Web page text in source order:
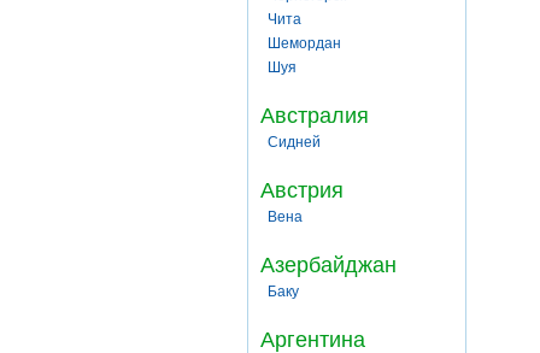
Чита
Шемордан
Шуя
Австралия
Сидней
Австрия
Вена
Азербайджан
Баку
Аргентина